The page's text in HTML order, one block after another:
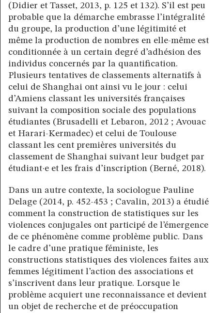
(Didier et Tasset, 2013, p. 125 et 132). S’il est peu
probable que la démarche embrasse l’intégralité
du groupe, la production d’une légitimité et
même la production de nombres en elle-même est
conditionnée à un certain degré d’adhésion des
individus concernés par la quantification.
Plusieurs tentatives de classements alternatifs à
celui de Shanghai ont ainsi vu le jour : celui
d’Amiens classant les universités françaises
suivant la composition sociale des populations
étudiantes (Brusadelli et Lebaron, 2012 ; Avouac
et Harari-Kermadec) et celui de Toulouse
classant les cent premières universités du
classement de Shanghai suivant leur budget par
étudiant·e et les frais d’inscription (Berné, 2018).
Dans un autre contexte, la sociologue Pauline
Delage (2014, p. 452-453 ; Cavalin, 2013) a étudié
comment la construction de statistiques sur les
violences conjugales ont participé de l’émergence
de ce phénomène comme problème public. Dans
le cadre d’une pratique féministe, les
constructions statistiques des violences faites aux
femmes légitiment l’action des associations et
s’inscrivent dans leur pratique. Lorsque le
problème acquiert une reconnaissance et devient
un objet de recherche et de préoccupation